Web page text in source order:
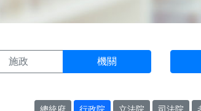
施政 機關